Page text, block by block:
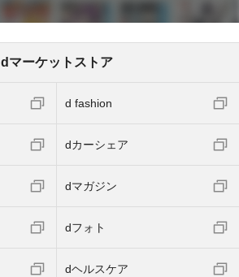
dマーケットストア
d fashion
dカーシェア
dマガジン
dフォト
dヘルスケア